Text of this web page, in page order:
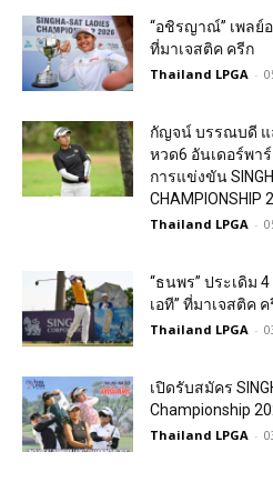
“อชิรญาณ์” เพลย์
ที่มาเจสติค ครีก
Thailand LPGA -
กัญจน์ บรรณบดี แ
หวด6 อันเดอร์พา
การแข่งขัน
CHAMPIONSHIP
Thailand LPGA -
“ธนพร” ประเดิม
เอที” ที่มาเจสติค
Thailand LPGA -
เปิดรับสมัคร
Championship
Thailand LPGA -